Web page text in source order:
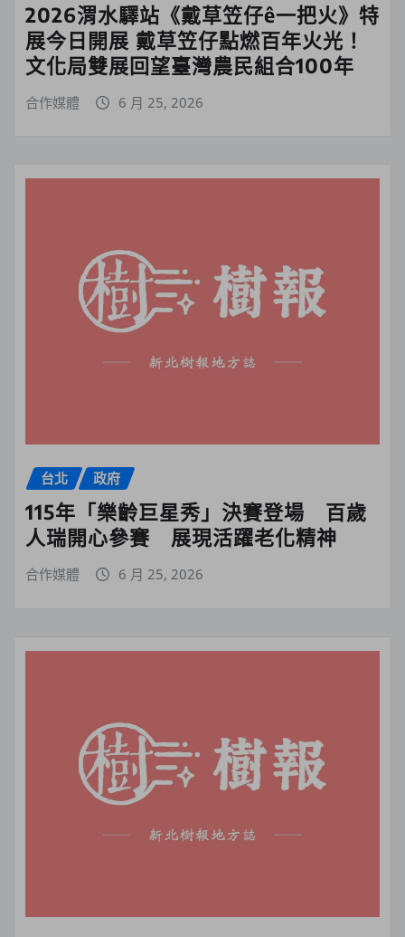
2026渭水驛站《戴草笠仔ê一把火》特
展今日開展 戴草笠仔點燃百年火光！
文化局雙展回望臺灣農民組合100年
合作媒體 6 月 25, 2026
台北 政府
115年「樂齡巨星秀」決賽登場 百歲
人瑞開心參賽 展現活躍老化精神
合作媒體 6 月 25, 2026